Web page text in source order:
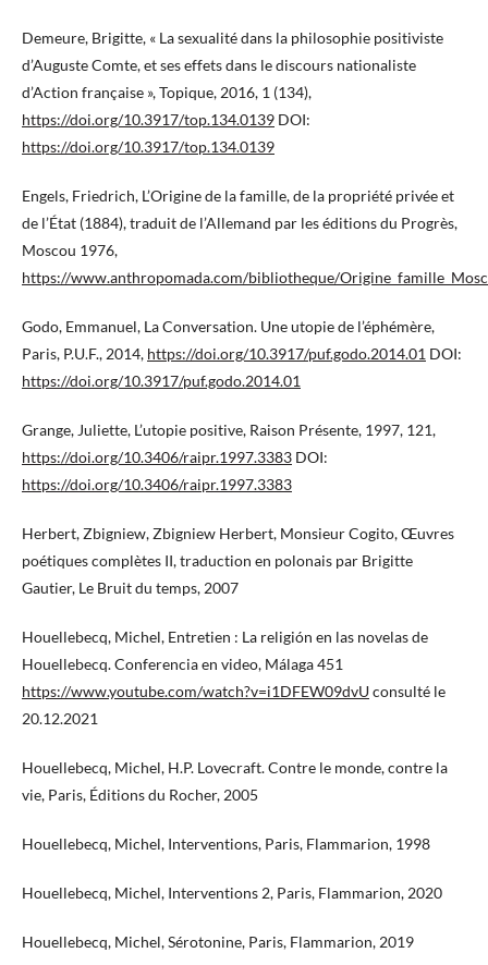
Demeure, Brigitte, « La sexualité dans la philosophie positiviste
d’Auguste Comte, et ses effets dans le discours nationaliste
d’Action française », Topique, 2016, 1 (134),
https://doi.org/10.3917/top.134.0139 DOI:
https://doi.org/10.3917/top.134.0139
Engels, Friedrich, L’Origine de la famille, de la propriété privée et
de l’État (1884), traduit de l’Allemand par les éditions du Progrès,
Moscou 1976,
https://www.anthropomada.com/bibliotheque/
Godo, Emmanuel, La Conversation. Une utopie de l’éphémère,
Paris, P.U.F., 2014, https://doi.org/10.3917/puf.godo.2014.01 DOI:
https://doi.org/10.3917/puf.godo.2014.01
Grange, Juliette, L’utopie positive, Raison Présente, 1997, 121,
https://doi.org/10.3406/raipr.1997.3383 DOI:
https://doi.org/10.3406/raipr.1997.3383
Herbert, Zbigniew, Zbigniew Herbert, Monsieur Cogito, Œuvres
poétiques complètes II, traduction en polonais par Brigitte
Gautier, Le Bruit du temps, 2007
Houellebecq, Michel, Entretien : La religión en las novelas de
Houellebecq. Conferencia en video, Málaga 451
https://www.youtube.com/watch?v=i1DFEW09dvUconsulté le
20.12.2021
Houellebecq, Michel, H.P. Lovecraft. Contre le monde, contre la
vie, Paris, Éditions du Rocher, 2005
Houellebecq, Michel, Interventions, Paris, Flammarion, 1998
Houellebecq, Michel, Interventions 2, Paris, Flammarion, 2020
Houellebecq, Michel, Sérotonine, Paris, Flammarion, 2019